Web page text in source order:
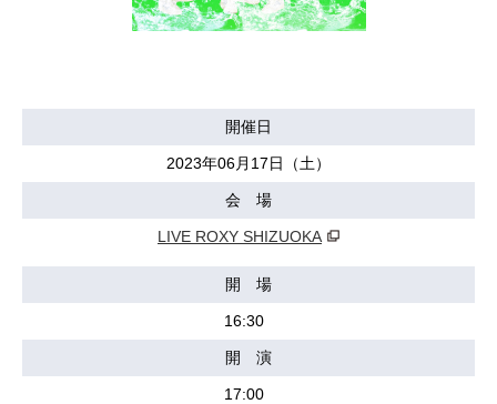
開催日
2023年06月17日（土）
会 場
LIVE ROXY SHIZUOKA
開 場
16:30
開 演
17:00